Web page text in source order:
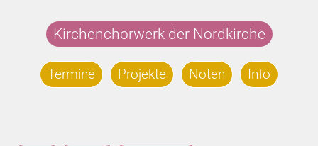
Kirchenchorwerk der Nordkirche
Termine Projekte Noten Info